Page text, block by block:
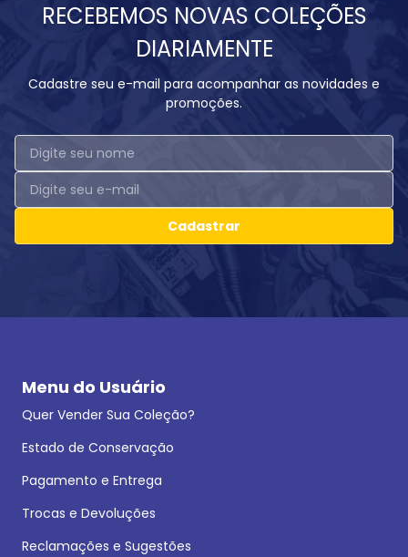
RECEBEMOS NOVAS COLEÇÕES
DIARIAMENTE
Cadastre seu e-mail para acompanhar as novidades e
promoções.
Cadastrar
Menu do Usuário
Quer Vender Sua Coleção?
Estado de Conservação
Pagamento e Entrega
Trocas e Devoluções
Reclamações e Sugestões